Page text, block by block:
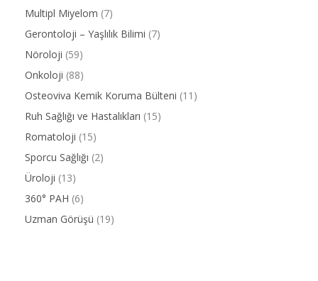
Multipl Miyelom (7)
Gerontoloji – Yaşlılık Bilimi (7)
Nöroloji (59)
Onkoloji (88)
Osteoviva Kemik Koruma Bülteni (11)
Ruh Sağlığı ve Hastalıkları (15)
Romatoloji (15)
Sporcu Sağlığı (2)
Üroloji (13)
360° PAH (6)
Uzman Görüşü (19)